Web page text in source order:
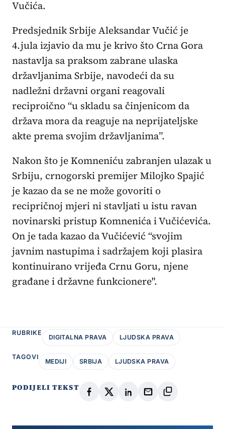
Vučića.
Predsjednik Srbije Aleksandar Vučić je
4.jula izjavio da mu je krivo što Crna Gora
nastavlja sa praksom zabrane ulaska
državljanima Srbije, navodeći da su
nadležni državni organi reagovali
reciproično “u skladu sa činjenicom da
država mora da reaguje na neprijateljske
akte prema svojim državljanima”.
Nakon što je Komneniću zabranjen ulazak u
Srbiju, crnogorski premijer Milojko Spajić
je kazao da se ne može govoriti o
recipričnoj mjeri ni stavljati u istu ravan
novinarski pristup Komnenića i Vučićevića.
On je tada kazao da Vučićević “svojim
javnim nastupima i sadržajem koji plasira
kontinuirano vrijeđa Crnu Goru, njene
građane i državne funkcionere".
RUBRIKE
DIGITALNA PRAVA LJUDSKA PRAVA
TAGOVI
MEDIJI SRBIJA LJUDSKA PRAVA
PODIJELI TEKST